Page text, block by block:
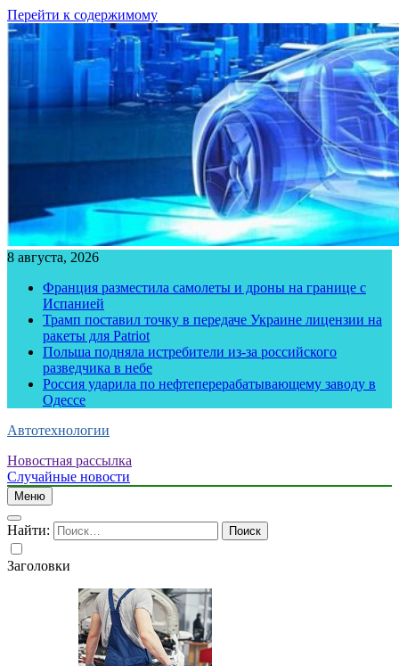
Перейти к содержимому
8 августа, 2026
Франция разместила самолеты и дроны на границе с
Испанией
Трамп поставил точку в передаче Украине лицензии на
ракеты для Patriot
Польша подняла истребители из-за российского
разведчика в небе
Россия ударила по нефтеперерабатывающему заводу в
Одессе
Автотехнологии
Новостная рассылка
Случайные новости
Меню
Найти:
Заголовки